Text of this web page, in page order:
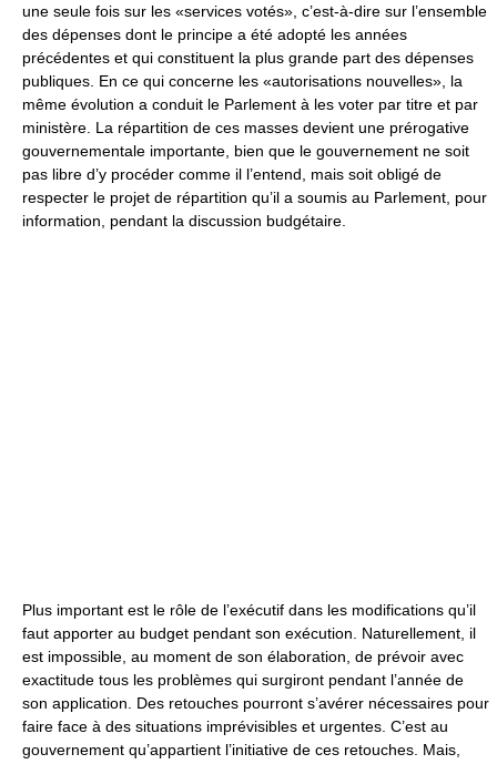
une seule fois sur les «services votés», c’est-à-dire sur l’ensemble
des dépenses dont le principe a été adopté les années
précédentes et qui constituent la plus grande part des dépenses
publiques. En ce qui concerne les «autorisations nouvelles», la
même évolution a conduit le Parlement à les voter par titre et par
ministère. La répartition de ces masses devient une prérogative
gouvernementale importante, bien que le gouvernement ne soit
pas libre d’y procéder comme il l’entend, mais soit obligé de
respecter le projet de répartition qu’il a soumis au Parlement, pour
information, pendant la discussion budgétaire.
Plus important est le rôle de l’exécutif dans les modifications qu’il
faut apporter au budget pendant son exécution. Naturellement, il
est impossible, au moment de son élaboration, de prévoir avec
exactitude tous les problèmes qui surgiront pendant l’année de
son application. Des retouches pourront s’avérer nécessaires pour
faire face à des situations imprévisibles et urgentes. C’est au
gouvernement qu’appartient l’initiative de ces retouches. Mais,